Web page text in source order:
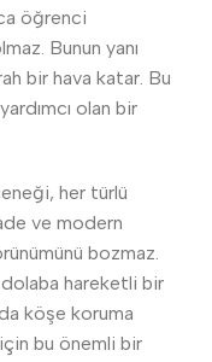
öğrenci
Bunun yanı
bir hava katar. Bu
olan bir
her türlü
ve modern
bozmaz.
dolaba hareketli bir
köşe koruma
bu önemli bir